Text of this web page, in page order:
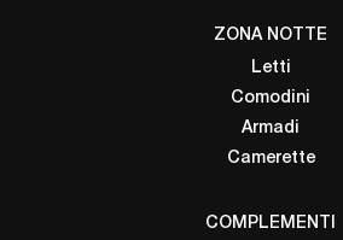
ZONA NOTTE
Letti
Comodini
Armadi
Camerette
COMPLEMENTI